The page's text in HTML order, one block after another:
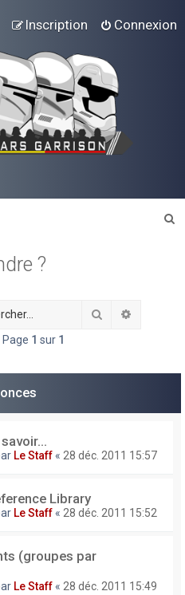
Connexion
Inscription
h
r
?
Rechercher
Page 1 sur 1
Le Staff « 28 déc. 2011 15:57
Library
Le Staff « 28 déc. 2011 15:52
(groupes par
Le Staff « 28 déc. 2011 15:49